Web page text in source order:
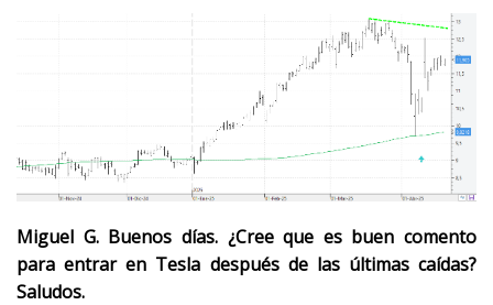
Miguel G. Buenos días. ¿Cree que es buen comento
para entrar en Tesla después de las últimas caídas?
Saludos.